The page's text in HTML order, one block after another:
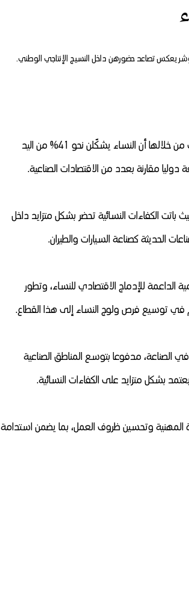
قدّمت الدراسة في إطار فعالية مرتبطة بـاليوم الدولي للمرأة في الصناعة، وأكدت من خلالها أن النساء يشكّلن نحو 41% من اليد
مقارنة بعدد من الاقتصادات الصناعية.
الكفاءات النسائية تحضر بشكل متزايد داخل
الحديثة كصناعة السيارات والطيران.
الداعمة للإدماج الاقتصادي للنساء، وتطور
في توسيع فرص ولوج النساء إلى هذا القطاع.
مدفوعا بتوسع المناطق الصناعية
بشكل متزايد على الكفاءات النسائية.
المهنية وتحسين ظروف العمل، بما يضمن استدامة